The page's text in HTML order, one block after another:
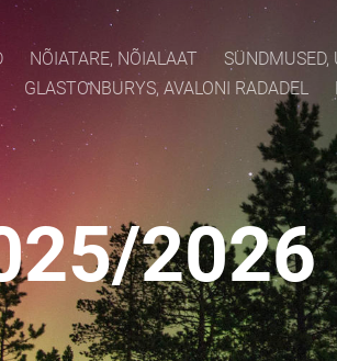
NÕIATARE, NÕIALAAT SÜNDMUSED,
GLASTONBURYS, AVALONI RADADEL
2026